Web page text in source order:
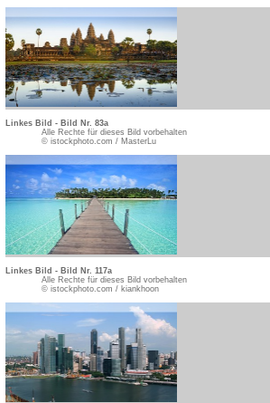
Linkes Bild - Bild Nr. 83a
Alle Rechte für dieses Bild vorbehalten
© istockphoto.com / MasterLu
Linkes Bild - Bild Nr. 117a
Alle Rechte für dieses Bild vorbehalten
© istockphoto.com / kiankhoon